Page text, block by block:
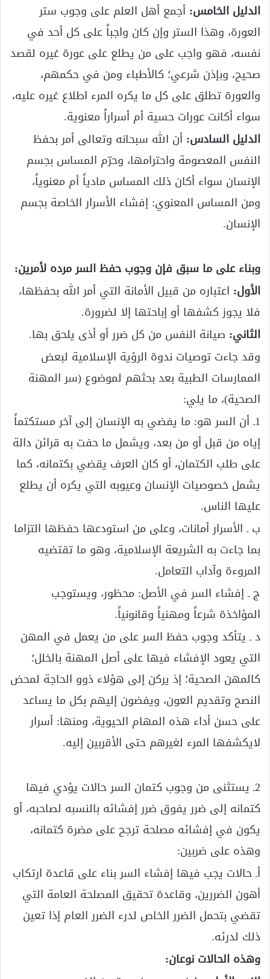
الدليل الخامس: أجمع أهل العلم على وجوب ستر
العورة، وهذا الستر وإن كان واجباً على كل أحد في
نفسه، فهو واجب على من يطلع على عورة غيره لقصد
صحيح، وبإذن شرعي؛ كالأطباء ومن في حكمهم،
والعورة تطلق على كل ما يكره المرء اطلاع غيره عليه،
سواء أكانت عورات حسية أم أسراراً معنوية.
الدليل السادس: أن الله سبحانه وتعالى أمر بحفظ
النفس المعصومة واحترامها، وحرّم المساس بجسم
الإنسان سواء أكان ذلك المساس مادياً أم معنوياً،
ومن المساس المعنوي: إفشاء الأسرار الخاصة بجسم
الإنسان.
وبناء على ما سبق فإن وجوب حفظ السر مرده لأمرين:
الأول: اعتباره من قبيل الأمانة التي أمر الله بحفظها،
فلا يجوز كشفها أو إباحتها إلا لضرورة.
الثاني: صيانة النفس من كل ضرر أو أذى يلحق بها.
وقد جاءت توصيات ندوة الرؤية الإسلامية لبعض
الممارسات الطبية بعد بحثهم لموضوع (سر المهنة
الصحية)، ما يلي:
1ـ أن السر هو: ما يفضي به الإنسان إلى آخر مستكتماً
إياه من قبل أو من بعد، ويشمل ما حفت به قرائن دالة
على طلب الكتمان، أو كان العرف يقضي بكتمانه، كما
يشمل خصوصيات الإنسان وعيوبه التي يكره أن يطلع
عليها الناس.
ب ـ الأسرار أمانات، وعلى من استودعها حفظها التزاما
بما جاءت به الشريعة الإسلامية، وهو ما تقتضيه
المروءة وآداب التعامل.
ج ـ إفشاء السر في الأصل: محظور، ويستوجب
المؤاخذة شرعاً ومهنياً وقانونياً.
د ـ يتأكد وجوب حفظ السر على من يعمل في المهن
التي يعود الإفشاء فيها على أصل المهنة بالخلل؛
كالمهن الصحية؛ إذ يركن إلى هؤلاء ذوو الحاجة لمحض
النصح وتقديم العون، ويفضون إليهم بكل ما يساعد
على حسن أداء هذه المهام الحيوية، ومنها: أسرار
لايكشفها المرء لغيرهم حتى الأقربين إليه.
2ـ يستثنى من وجوب كتمان السر حالات يؤدي فيها
كتمانه إلى ضرر يفوق ضرر إفشائه بالنسبه لصاحبه، أو
يكون في إفشائه مصلحة ترجح على مضرة كتمانه،
وهذه على ضربين:
أـ حالات يجب فيها إفشاء السر بناء على قاعدة ارتكاب
أهون الضررين، وقاعدة تحقيق المصلحة العامة التي
تقضي بتحمل الضرر الخاص لدرء الضرر العام إذا تعين
ذلك لدرئه.
وهذه الحالات نوعان: